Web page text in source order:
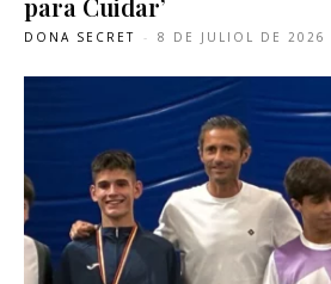
para Cuidar’
DONA SECRET - 8 DE JULIOL DE 2026